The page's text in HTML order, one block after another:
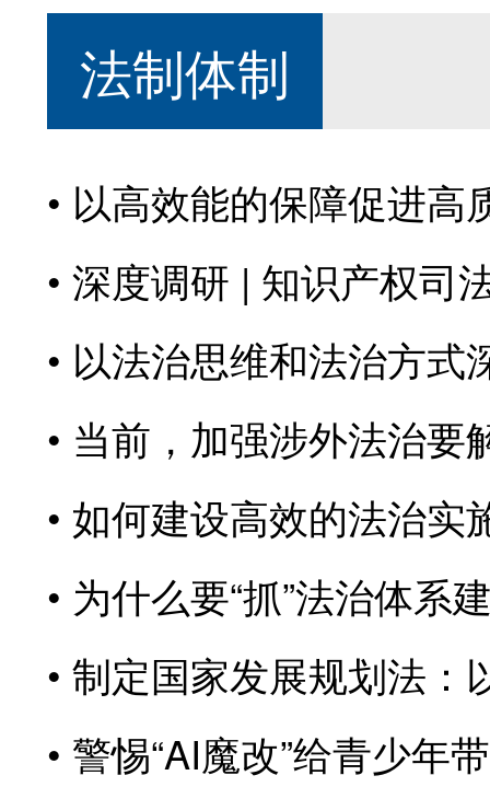
法制体制
以高效能的保障促进高
深度调研 | 知识产权司
以法治思维和法治方式
当前，加强涉外法治要
如何建设高效的法治实
为什么要“抓”法治体系
制定国家发展规划法：
警惕“AI魔改”给青少年